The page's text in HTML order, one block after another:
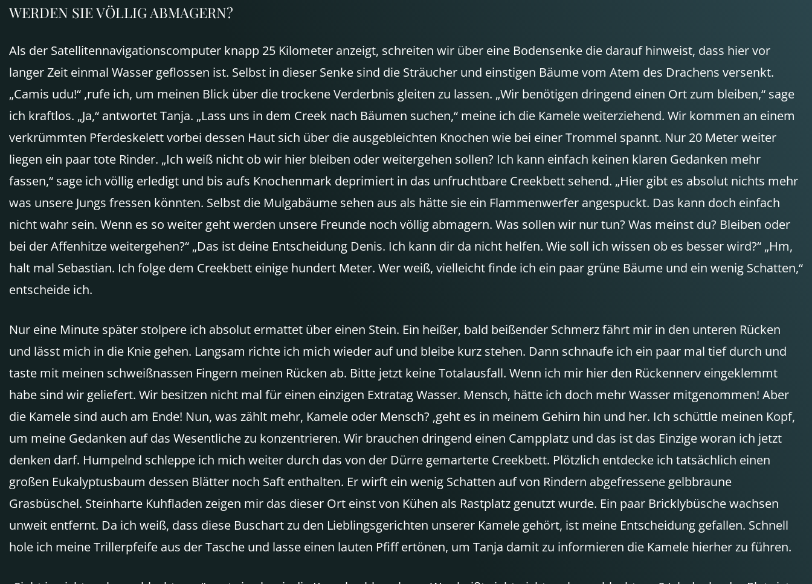
WERDEN SIEVÖLLIGABMAGERN?
Als der Satellitennavigationscomputer knapp 25 Kilometer anzeigt, schreiten wir über eine Bodensenke die darauf hinweist, dass hier vor
langer Zeit einmal Wasser geflossen ist. Selbst in dieser Senke sind die Sträucher und einstigen Bäume vom Atem des Drachens versenkt.
„Camis udu!“ ,rufe ich, um meinen Blick über die trockene Verderbnis gleiten zu lassen. „Wir benötigen dringend einen Ort zum bleiben,“ sage
ich kraftlos. „Ja,“ antwortet Tanja. „Lass uns in dem Creek nach Bäumen suchen,“ meine ich die Kamele weiterziehend. Wir kommen an einem
verkrümmten Pferdeskelett vorbei dessen Haut sich über die ausgebleichten Knochen wie bei einer Trommel spannt. Nur 20 Meter weiter
liegen ein paar tote Rinder. „Ich weiß nicht ob wir hier bleiben oder weitergehen sollen? Ich kann einfach keinen klaren Gedanken mehr
fassen,“ sage ich völlig erledigt und bis aufs Knochenmark deprimiert in das unfruchtbare Creekbett sehend. „Hier gibt es absolut nichts mehr
was unsere Jungs fressen könnten. Selbst die Mulgabäume sehen aus als hätte sie ein Flammenwerfer angespuckt. Das kann doch einfach
nicht wahr sein. Wenn es so weiter geht werden unsere Freunde noch völlig abmagern. Was sollen wir nur tun? Was meinst du? Bleiben oder
bei der Affenhitze weitergehen?“ „Das ist deine Entscheidung Denis. Ich kann dir da nicht helfen. Wie soll ich wissen ob es besser wird?“ „Hm,
halt mal Sebastian. Ich folge dem Creekbett einige hundert Meter. Wer weiß, vielleicht finde ich ein paar grüne Bäume und ein wenig Schatten,“
entscheide ich.
Nur eine Minute später stolpere ich absolut ermattet über einen Stein. Ein heißer, bald beißender Schmerz fährt mir in den unteren Rücken
und lässt mich in die Knie gehen. Langsam richte ich mich wieder auf und bleibe kurz stehen. Dann schnaufe ich ein paar mal tief durch und
taste mit meinen schweißnassen Fingern meinen Rücken ab. Bitte jetzt keine Totalausfall. Wenn ich mir hier den Rückennerv eingeklemmt
habe sind wir geliefert. Wir besitzen nicht mal für einen einzigen Extratag Wasser. Mensch, hätte ich doch mehr Wasser mitgenommen! Aber
die Kamele sind auch am Ende! Nun, was zählt mehr, Kamele oder Mensch? ,geht es in meinem Gehirn hin und her. Ich schüttle meinen Kopf,
um meine Gedanken auf das Wesentliche zu konzentrieren. Wir brauchen dringend einen Campplatz und das ist das Einzige woran ich jetzt
denken darf. Humpelnd schleppe ich mich weiter durch das von der Dürre gemarterte Creekbett. Plötzlich entdecke ich tatsächlich einen
großen Eukalyptusbaum dessen Blätter noch Saft enthalten. Er wirft ein wenig Schatten auf von Rindern abgefressene gelbbraune
Grasbüschel. Steinharte Kuhfladen zeigen mir das dieser Ort einst von Kühen als Rastplatz genutzt wurde. Ein paar Bricklybüsche wachsen
unweit entfernt. Da ich weiß, dass diese Buschart zu den Lieblingsgerichten unserer Kamele gehört, ist meine Entscheidung gefallen. Schnell
hole ich meine Trillerpfeife aus der Tasche und lasse einen lauten Pfiff ertönen, um Tanja damit zu informieren die Kamele hierher zu führen.